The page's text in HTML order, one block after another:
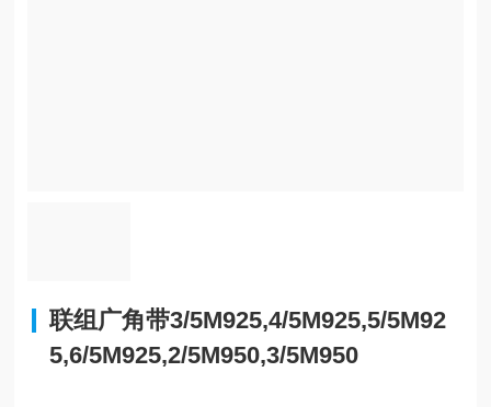
联组广角带3/5M925,4/5M925,5/5M92
5,6/5M925,2/5M950,3/5M950